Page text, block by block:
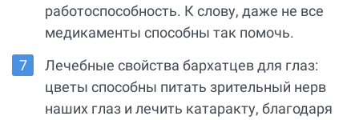
работоспособность. К слову, даже не все
медикаменты способны так помочь.
Лечебные свойства бархатцев для глаз:
цветы способны питать зрительный нерв
наших глаз и лечить катаракту, благодаря